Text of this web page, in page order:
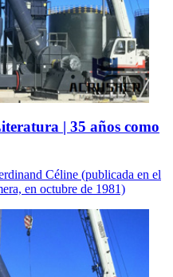
| 35 años como
Céline (publicada en el
en octubre de 1981)